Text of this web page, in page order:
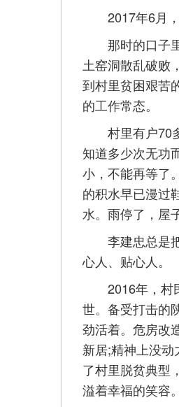
2017年6月，
那时的口子里
土窑洞散乱破败
到村里贫困艰苦
的工作常态。
村里有户70多
知道多少次无功
小，不能再等了
的积水早已漫过
水。雨停了，屋
李建忠总是把
心人、贴心人。
2016年，村民
世。备受打击的
劲活着。危房改
新居;精神上没
了村里脱贫典型
溢着幸福的笑容。